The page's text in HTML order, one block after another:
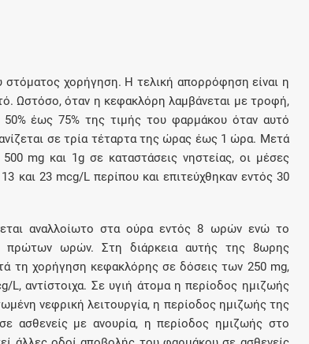
χορήγηση. Η τελική απορρόφηση είναι η
Ωστόσο, όταν η κεφακλόρη λαμβάνεται με τροφή,
έως 75% της τιμής του φαρμάκου όταν αυτό
σε τρία τέταρτα της ώρας έως 1 ώρα. Μετά
mg και 1g σε καταστάσεις νηστείας, οι μέσες
και 23 mcg/L περίπου και επιτεύχθηκαν εντός 30
αναλλοίωτο στα ούρα εντός 8 ωρών ενώ το
πρώτων ωρών. Στη διάρκεια αυτής της 8ωρης
τη χορήγηση κεφακλόρης σε δόσεις των 250 mg,
L, αντίστοιχα. Σε υγιή άτομα η περίοδος ημιζωής
νεφρική λειτουργία, η περίοδος ημιζωής της
ασθενείς με ανουρία, η περίοδος ημιζωής στο